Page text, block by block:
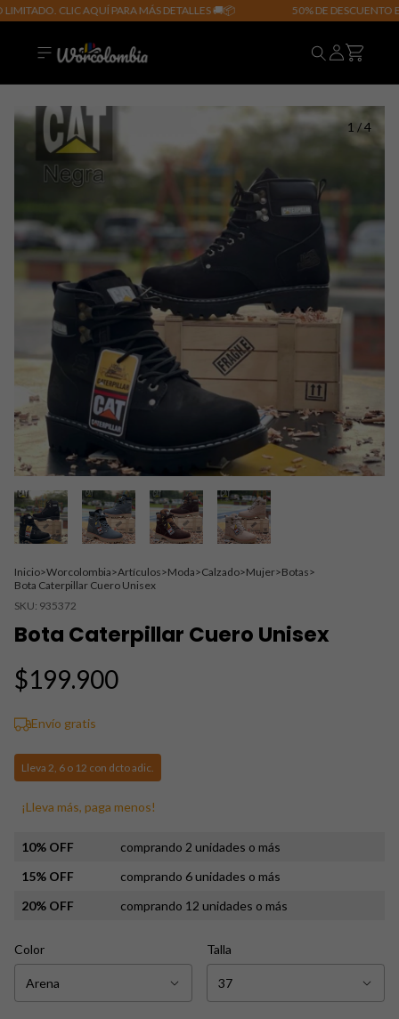
CLIC AQUÍ PARA MÁS DETALLES 🚚📦 50% DE DESCUENTO EN
1 /4
Inicio>Worcolombia>Artículos>Moda>Calzado>Mujer>Botas>
Bota Caterpillar Cuero Unisex
SKU: 935372
Bota Caterpillar Cuero Unisex
$199.900
Envío gratis
Lleva 2, 6 o 12 con dcto adic.
¡Lleva más, paga menos!
10% OFF
comprando 2 unidades o más
15% OFF
comprando 6 unidades o más
20% OFF
comprando 12 unidades o más
Color Talla